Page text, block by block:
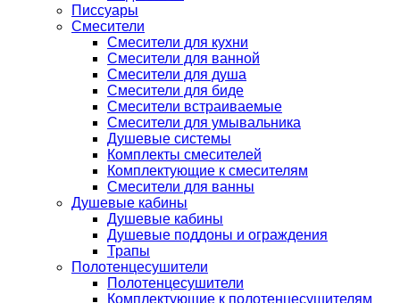
Писсуары
Смесители
Смесители для кухни
Смесители для ванной
Смесители для душа
Смесители для биде
Смесители встраиваемые
Смесители для умывальника
Душевые системы
Комплекты смесителей
Комплектующие к смесителям
Смесители для ванны
Душевые кабины
Душевые кабины
Душевые поддоны и ограждения
Трапы
Полотенцесушители
Полотенцесушители
Комплектующие к полотенцесушителям